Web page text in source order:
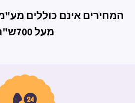
המחירים אינם כוללים
מעל 700ש"ח